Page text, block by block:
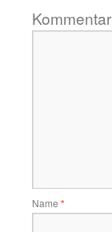
Kommentar
Name *